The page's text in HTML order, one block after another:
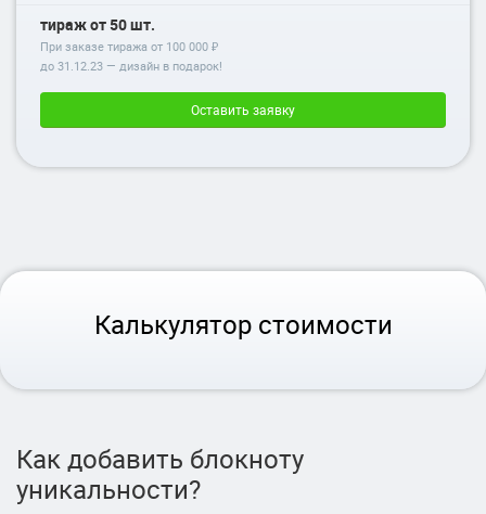
тираж от 50 шт.
При заказе тиража от 100 000 ₽
до 31.12.23 — дизайн в подарок!
Оставить заявку
Калькулятор стоимости
Как добавить блокноту
уникальности?